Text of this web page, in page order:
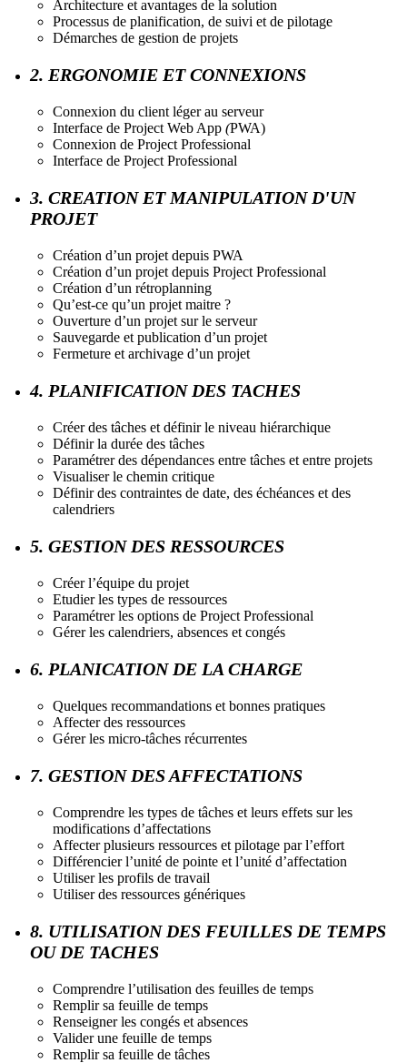
Architecture et avantages de la solution
Processus de planification, de suivi et de pilotage
Démarches de gestion de projets
2. ERGONOMIE ET CONNEXIONS
Connexion du client léger au serveur
Interface de Project Web App (PWA)
Connexion de Project Professional
Interface de Project Professional
3. CREATION ET MANIPULATION D'UN
PROJET
Création d’un projet depuis PWA
Création d’un projet depuis Project Professional
Création d’un rétroplanning
Qu’est-ce qu’un projet maitre ?
Ouverture d’un projet sur le serveur
Sauvegarde et publication d’un projet
Fermeture et archivage d’un projet
4. PLANIFICATION DES TACHES
Créer des tâches et définir le niveau hiérarchique
Définir la durée des tâches
Paramétrer des dépendances entre tâches et entre projets
Visualiser le chemin critique
Définir des contraintes de date, des échéances et des
calendriers
5. GESTION DES RESSOURCES
Créer l’équipe du projet
Etudier les types de ressources
Paramétrer les options de Project Professional
Gérer les calendriers, absences et congés
6. PLANICATION DE LA CHARGE
Quelques recommandations et bonnes pratiques
Affecter des ressources
Gérer les micro-tâches récurrentes
7. GESTION DES AFFECTATIONS
Comprendre les types de tâches et leurs effets sur les
modifications d’affectations
Affecter plusieurs ressources et pilotage par l’effort
Différencier l’unité de pointe et l’unité d’affectation
Utiliser les profils de travail
Utiliser des ressources génériques
8. UTILISATION DES FEUILLES DE TEMPS
OU DE TACHES
Comprendre l’utilisation des feuilles de temps
Remplir sa feuille de temps
Renseigner les congés et absences
Valider une feuille de temps
Remplir sa feuille de tâches